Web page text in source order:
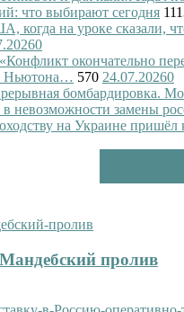
что выбирают сегодня
когда на уроке сказали,
0
окончательно
Ньютона… 570 24.07.20260
бомбардировка.
невозможности замены
на Украине пришёл
пролив